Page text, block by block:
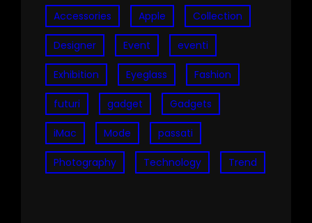
Accessories Apple Collection
Designer Event eventi
Exhibition Eyeglass Fashion
futuri gadget Gadgets
iMac Mode passati
Photography Technology Trend